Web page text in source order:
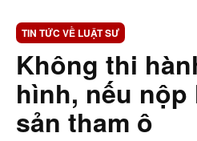
TIN TỨC VỀ LUẬT SƯ
Không thi
hình, nếu nộp
sản tham ô